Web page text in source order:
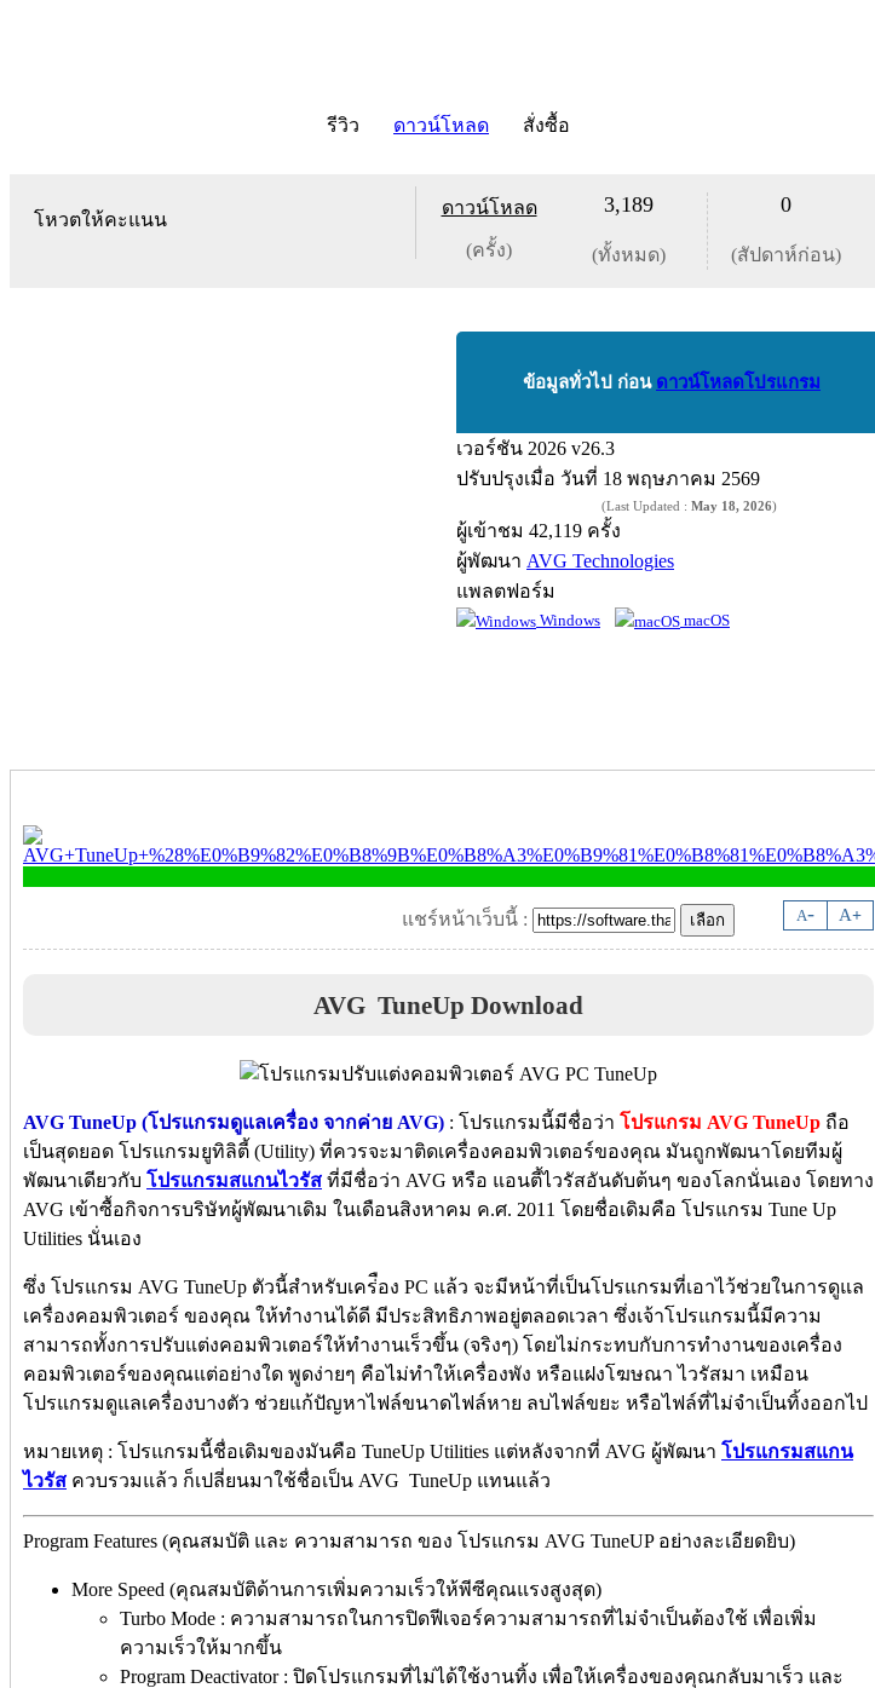
รีวิว ดาวน์โหลด สั่งซื้อ
โหวตให้คะแนน
ดาวน์โหลด
(ครั้ง)
3,189
(ทั้งหมด)
0
(สัปดาห์ก่อน)
ข้อมูลทั่วไป ก่อน ดาวน์โหลดโปรแกรม
เวอร์ชัน 2026 v26.3
ปรับปรุงเมื่อ วันที่ 18 พฤษภาคม 2569
(Last Updated : May 18, 2026)
ผู้เข้าชม 42,119 ครั้ง
ผู้พัฒนา AVG Technologies
แพลตฟอร์ม
Windows macOS
A- A+
แชร์หน้าเว็บนี้ :
AVG TuneUp Download
AVG TuneUp (โปรแกรมดูแลเครื่อง จากค่าย AVG) : โปรแกรมนี้มีชื่อว่า โปรแกรม AVG TuneUp ถือ
เป็นสุดยอด โปรแกรมยูทิลิตี้ (Utility) ที่ควรจะมาติดเครื่องคอมพิวเตอร์ของคุณ มันถูกพัฒนาโดยทีมผู้
พัฒนาเดียวกับ โปรแกรมสแกนไวรัส ที่มีชื่อว่า AVG หรือ แอนตี้ไวรัสอันดับต้นๆ ของโลกนั่นเอง โดยทาง
AVG เข้าซื้อกิจการบริษัทผู้พัฒนาเดิม ในเดือนสิงหาคม ค.ศ. 2011 โดยชื่อเดิมคือ โปรแกรม Tune Up
Utilities นั่นเอง
ซึ่ง โปรแกรม AVG TuneUp ตัวนี้สำหรับเคร่ือง PC แล้ว จะมีหน้าที่เป็นโปรแกรมที่เอาไว้ช่วยในการดูแล
เครื่องคอมพิวเตอร์ ของคุณ ให้ทำงานได้ดี มีประสิทธิภาพอยู่ตลอดเวลา ซึ่งเจ้าโปรแกรมนี้มีความ
สามารถทั้งการปรับแต่งคอมพิวเตอร์ให้ทำงานเร็วขึ้น (จริงๆ) โดยไม่กระทบกับการทำงานของเครื่อง
คอมพิวเตอร์ของคุณแต่อย่างใด พูดง่ายๆ คือไม่ทำให้เครื่องพัง หรือแฝงโฆษณา ไวรัสมา เหมือน
โปรแกรมดูแลเครื่องบางตัว ช่วยแก้ปัญหาไฟล์ขนาดไฟล์หาย ลบไฟล์ขยะ หรือไฟล์ที่ไม่จำเป็นทิ้งออกไป
หมายเหตุ : โปรแกรมนี้ชื่อเดิมของมันคือ TuneUp Utilities แต่หลังจากที่ AVG ผู้พัฒนา โปรแกรมสแกน
ไวรัส ควบรวมแล้ว ก็เปลี่ยนมาใช้ชื่อเป็น AVG TuneUp แทนแล้ว
Program Features (คุณสมบัติ และ ความสามารถ ของ โปรแกรม AVG TuneUP อย่างละเอียดยิบ)
More Speed (คุณสมบัติด้านการเพิ่มความเร็วให้พีซีคุณแรงสูงสุด)
Turbo Mode : ความสามารถในการปิดฟีเจอร์ความสามารถที่ไม่จำเป็นต้องใช้ เพื่อเพิ่ม
ความเร็วให้มากขึ้น
Program Deactivator : ปิดโปรแกรมที่ไม่ได้ใช้งานทิ้ง เพื่อให้เครื่องของคุณกลับมาเร็ว และ